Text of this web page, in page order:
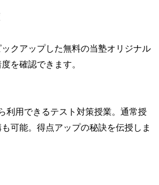
クアップした無料の当塾オリジナル
を確認できます。
利用できるテスト対策授業。通常授
可能。得点アップの秘訣を伝授しま